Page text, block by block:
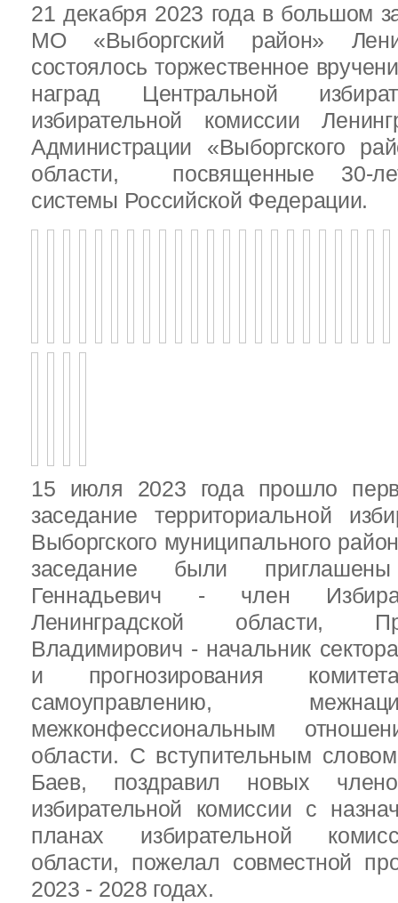
21 декабря 2023 года в большом
МО «Выборгский район»
состоялось торжественное
наград Центральной
избирательной комиссии
Администрации «Выборгского
области, посвященные 30-
системы Российской Федерации.
15 июля 2023 года прошло
заседание территориальной
Выборгского муниципального
заседание были
Геннадьевич - член
Ленинградской области,
Владимирович - начальник
и прогнозирования
самоуправлению,
межконфессиональным
области. С вступительным
Баев, поздравил новых
избирательной комиссии с
планах избирательной
области, пожелал совместной
2023 - 2028 годах.